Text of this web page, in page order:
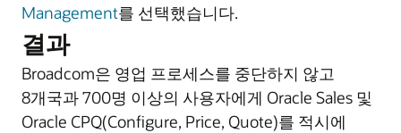
Management를 선택했습니다.
결과
Broadcom은 영업 프로세스를 중단하지 않고
8개국과 700명 이상의 사용자에게 Oracle Sales 및
Oracle CPQ(Configure, Price, Quote)를 적시에